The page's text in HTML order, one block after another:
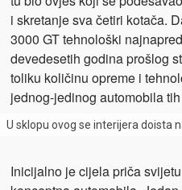
i skretanje sva četiri kotača.
3000 GT tehnološki
devedesetih godina prošlog
toliku količinu opreme i
jednog-jedinog automobila
U sklopu ovog se interijera doista
Inicijalno je cijela priča